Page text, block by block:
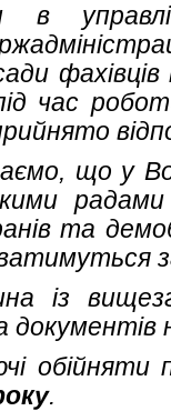
в
фахівців
час
що у
та
із
документів
.